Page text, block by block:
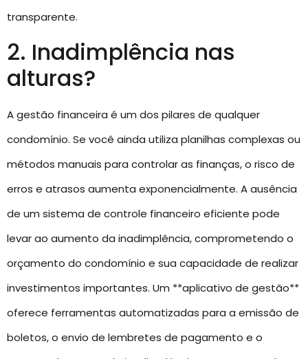
transparente.
2. Inadimplência nas
alturas?
A gestão financeira é um dos pilares de qualquer
condomínio. Se você ainda utiliza planilhas complexas ou
métodos manuais para controlar as finanças, o risco de
erros e atrasos aumenta exponencialmente. A ausência
de um sistema de controle financeiro eficiente pode
levar ao aumento da inadimplência, comprometendo o
orçamento do condomínio e sua capacidade de realizar
investimentos importantes. Um **aplicativo de gestão**
oferece ferramentas automatizadas para a emissão de
boletos, o envio de lembretes de pagamento e o